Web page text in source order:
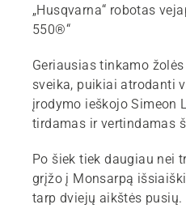
„Husqvarna“ robotas
550®“
Geriausias tinkamo
sveika, puikiai atrodanti
įrodymo ieškojo Simeon
tirdamas ir vertindamas
Po šiek tiek daugiau nei
grįžo į Monsarpą
tarp dviejų aikštės pusių.